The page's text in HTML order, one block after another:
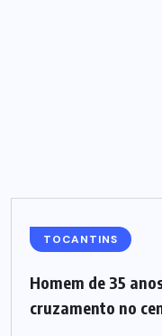
TOCANTINS
Homem de 35
cruzamento no